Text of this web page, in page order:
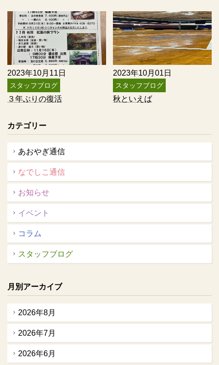
2023年10月11日
スタッフブログ
３年ぶりの復活
2023年10月01日
スタッフブログ
秋といえば
カテゴリー
あおやぎ通信
なでしこ通信
お知らせ
イベント
コラム
スタッフブログ
月別アーカイブ
2026年8月
2026年7月
2026年6月